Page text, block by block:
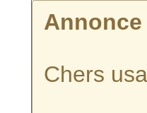
Annonce
Chers